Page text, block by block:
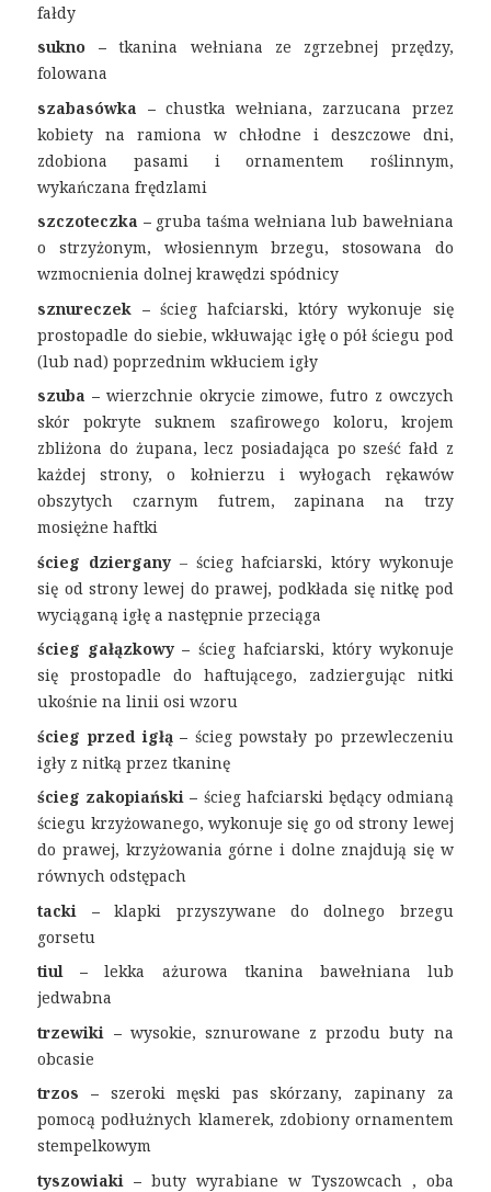
fałdy
sukno –tkanina wełniana ze zgrzebnej przędzy,
folowana
szabasówka – chustka wełniana, zarzucana przez
kobiety na ramiona w chłodne i deszczowe dni,
zdobiona pasami i ornamentem roślinnym,
wykańczana frędzlami
szczoteczka –gruba taśma wełniana lub bawełniana
o strzyżonym, włosiennym brzegu, stosowana do
wzmocnienia dolnej krawędzi spódnicy
sznureczek – ścieg hafciarski, który wykonuje się
prostopadle do siebie, wkłuwając igłę o pół ściegu pod
(lub nad) poprzednim wkłuciem igły
szuba – wierzchnie okrycie zimowe, futro z owczych
skór pokryte suknem szafirowego koloru, krojem
zbliżona do żupana, lecz posiadająca po sześć fałd z
każdej strony, o kołnierzu i wyłogach rękawów
obszytych czarnym futrem, zapinana na trzy
mosiężne haftki
ścieg dziergany – ścieg hafciarski, który wykonuje
się od strony lewej do prawej, podkłada się nitkę pod
wyciąganą igłę a następnie przeciąga
ścieg gałązkowy – ścieg hafciarski, który wykonuje
się prostopadle do haftującego, zadziergując nitki
ukośnie na linii osi wzoru
ścieg przed igłą – ścieg powstały po przewleczeniu
igły z nitką przez tkaninę
ścieg zakopiański – ścieg hafciarski będący odmianą
ściegu krzyżowanego, wykonuje się go od strony lewej
do prawej, krzyżowania górne i dolne znajdują się w
równych odstępach
tacki –klapki przyszywane do dolnego brzegu
gorsetu
tiul –lekka ażurowa tkanina bawełniana lub
jedwabna
trzewiki – wysokie, sznurowane z przodu buty na
obcasie
trzos – szeroki męski pas skórzany, zapinany za
pomocą podłużnych klamerek, zdobiony ornamentem
stempelkowym
tyszowiaki – buty wyrabiane w Tyszowcach , oba